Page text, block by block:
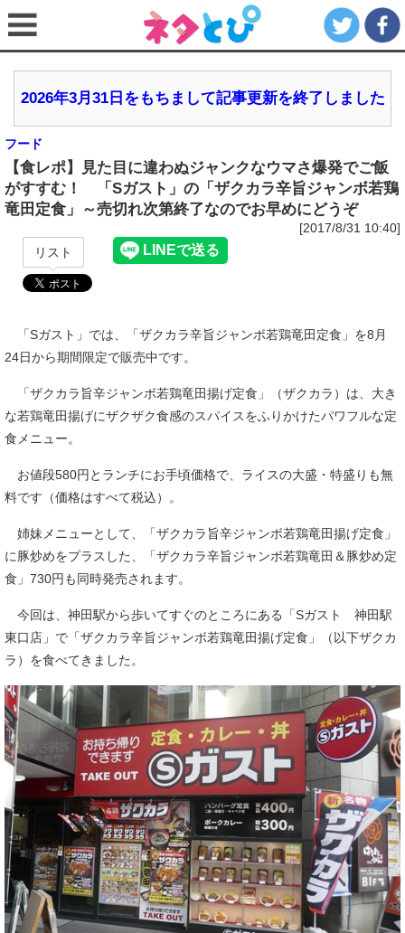
2026年3月31日をもちまして記事更新を終了しました
フード
【食レポ】見た目に違わぬジャンクなウマさ爆発でご飯
がすすむ！ 「Sガスト」の「ザクカラ辛旨ジャンボ若鶏
竜田定食」～売切れ次第終了なのでお早めにどうぞ
[2017/8/31 10:40]
リスト
「Sガスト」では、「ザクカラ辛旨ジャンボ若鶏竜田定食」を8月
24日から期間限定で販売中です。
「ザクカラ旨辛ジャンボ若鶏竜田揚げ定食」（ザクカラ）は、大き
な若鶏竜田揚げにザクザク食感のスパイスをふりかけたパワフルな定
食メニュー。
お値段580円とランチにお手頃価格で、ライスの大盛・特盛りも無
料です（価格はすべて税込）。
姉妹メニューとして、「ザクカラ旨辛ジャンボ若鶏竜田揚げ定食」
に豚炒めをプラスした、「ザクカラ辛旨ジャンボ若鶏竜田＆豚炒め定
食」730円も同時発売されます。
今回は、神田駅から歩いてすぐのところにある「Sガスト 神田駅
東口店」で「ザクカラ辛旨ジャンボ若鶏竜田揚げ定食」（以下ザクカ
ラ）を食べてきました。